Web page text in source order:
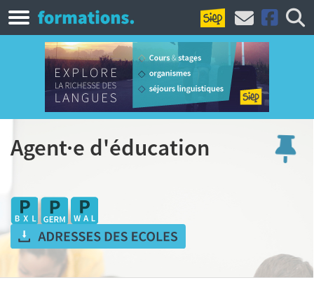
Agent·e d'éducation